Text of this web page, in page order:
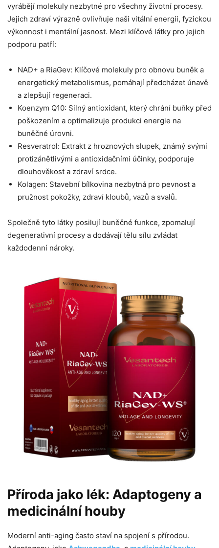
vyrábějí molekuly nezbytné pro všechny životní procesy.
Jejich zdraví výrazně ovlivňuje naši vitální energii, fyzickou
výkonnost i mentální jasnost. Mezi klíčové látky pro jejich
podporu patří:
NAD+ a RiaGev: Klíčové molekuly pro obnovu buněk a
energetický metabolismus, pomáhají předcházet únavě
a zlepšují regeneraci.
Koenzym Q10: Silný antioxidant, který chrání buňky před
poškozením a optimalizuje produkci energie na
buněčné úrovni.
Resveratrol: Extrakt z hroznových slupek, známý svými
protizánětlivými a antioxidačními účinky, podporuje
dlouhověkost a zdraví srdce.
Kolagen: Stavební bílkovina nezbytná pro pevnost a
pružnost pokožky, zdraví kloubů, vazů a svalů.
Společně tyto látky posilují buněčné funkce, zpomalují
degenerativní procesy a dodávají tělu sílu zvládat
každodenní nároky.
Příroda jako lék: Adaptogeny a
medicinální houby
Moderní anti-aging často staví na spojení s přírodou.